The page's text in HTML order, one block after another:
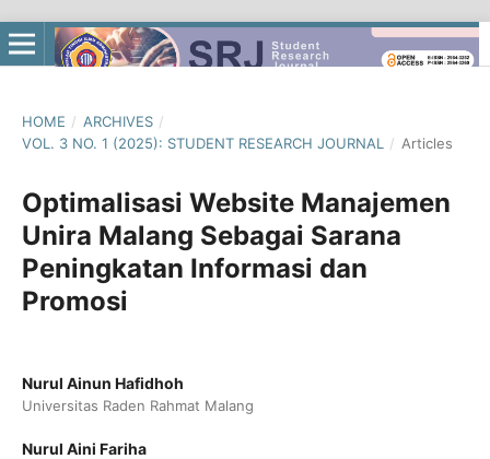
HOME / ARCHIVES /
VOL. 3 NO. 1 (2025): STUDENT RESEARCH JOURNAL
/ Articles
Optimalisasi Website Manajemen
Unira Malang Sebagai Sarana
Peningkatan Informasi dan
Promosi
Nurul Ainun Hafidhoh
Universitas Raden Rahmat Malang
Nurul Aini Fariha